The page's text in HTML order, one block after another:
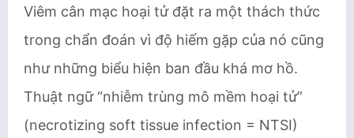
Viêm cân mạc hoại tử đặt ra một thách thức
trong chẩn đoán vì độ hiếm gặp của nó cũng
như những biểu hiện ban đầu khá mơ hồ.
Thuật ngữ “nhiễm trùng mô mềm hoại tử”
(necrotizing soft tissue infection = NTSI)